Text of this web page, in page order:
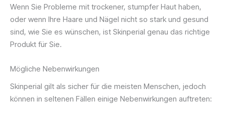
Wenn Sie Probleme mit trockener, stumpfer Haut haben,
oder wenn Ihre Haare und Nägel nicht so stark und gesund
sind, wie Sie es wünschen, ist Skinperial genau das richtige
Produkt für Sie.
Mögliche Nebenwirkungen
Skinperial gilt als sicher für die meisten Menschen, jedoch
können in seltenen Fällen einige Nebenwirkungen auftreten: